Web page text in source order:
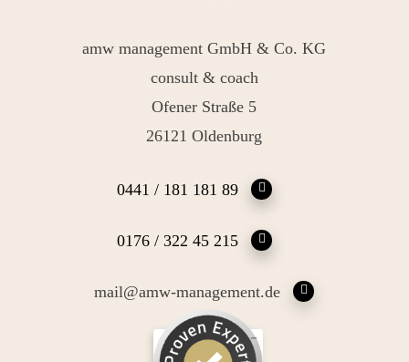
amw management GmbH & Co. KG
consult & coach
Ofener Straße 5
26121 Oldenburg
0441 / 181 181 89
0176 / 322 45 215
mail@amw-management.de